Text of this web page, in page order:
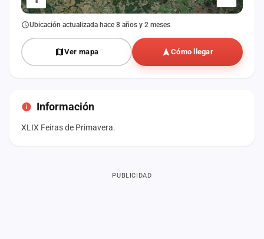
Ubicación actualizada hace 8 años y 2 meses
Ver mapa Cómo llegar
Información
XLIX Feiras de Primavera.
PUBLICIDAD